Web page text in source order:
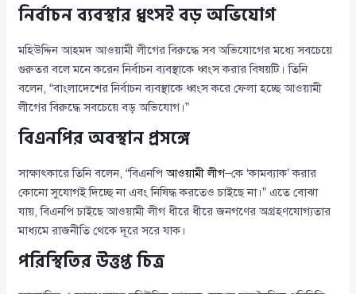
নির্বাচন ব্যবস্থার ধ্বংসই বড় অভিযোগ
মহিউদ্দিন আহমদ আওয়ামী লীগের বিরুদ্ধে সব অভিযোগের মধ্যে সবচেয়ে
গুরুতর বলে মনে করেন নির্বাচন ব্যবস্থাকে ধ্বংস করার বিষয়টি। তিনি
বলেন, “বাংলাদেশের নির্বাচন ব্যবস্থাকে ধ্বংস করে ফেলা হচ্ছে আওয়ামী
লীগের বিরুদ্ধে সবচেয়ে বড় অভিযোগ।”
বিএনপির অবস্থান প্রসঙ্গে
সাক্ষাৎকারে তিনি বলেন, “বিএনপিআওয়ামী লীগ–কে ‘কামব্যাক’ করার
কোনো সুযোগই দিচ্ছে না এবং নিষিদ্ধ করতেও চাইছে না।” এতে বোঝা
যায়, বিএনপি চাইছে আওয়ামী লীগ ধীরে ধীরে জনগণের অগ্রহণযোগ্যতার
মাধ্যমে রাজনীতি থেকে দূরে সরে যাক।
পরিস্থিতির উত্তপ্ত চিত্র